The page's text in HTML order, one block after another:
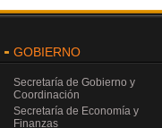
GOBIERNO
Secretaría de Gobierno y
Coordinación
Secretaría de Economía y
Finanzas